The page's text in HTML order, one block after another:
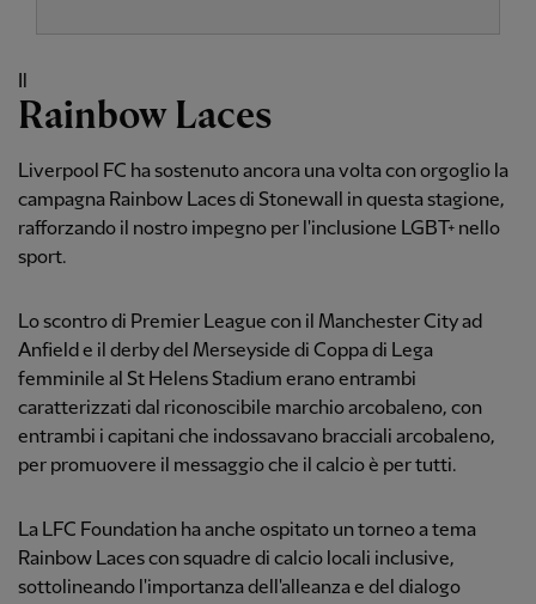
Rainbow Laces
Liverpool FC ha sostenuto ancora una volta con orgoglio la
campagna Rainbow Laces di Stonewall in questa stagione,
rafforzando il nostro impegno per l'inclusione LGBT+ nello
sport.
Lo scontro di Premier League con il Manchester City ad
Anfield e il derby del Merseyside di Coppa di Lega
femminile al St Helens Stadium erano entrambi
caratterizzati dal riconoscibile marchio arcobaleno, con
entrambi i capitani che indossavano bracciali arcobaleno,
per promuovere il messaggio che il calcio è per tutti.
La LFC Foundation ha anche ospitato un torneo a tema
Rainbow Laces con squadre di calcio locali inclusive,
sottolineando l'importanza dell'alleanza e del dialogo